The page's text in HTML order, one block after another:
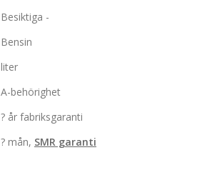
Besiktiga -
Bensin
liter
A-behörighet
? år fabriksgaranti
? mån, SMR garanti